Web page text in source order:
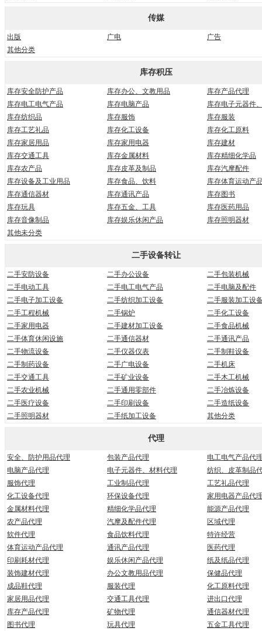
传媒
出版 广电
广告
其他分类
库存积压
库存安全防护产品 库存办公、文教用品
库存产品代理
库存电工电气产品
库存电脑产品
库存电子元器件
库存纺织品
库存服饰
库存服装
库存工艺礼品
库存化工设备
库存化工原料
库存家居用品
库存家用电器
库存建材
库存交通工具
库存金属材料
库存精细化学品
库存农产品
库存皮革及制品
库存汽摩配件
库存设备及工业用品
库存食品、饮料
库存体育运动产
库存通信器材
库存通讯产品
库存图书
库存玩具
库存五金、工具
库存医药用品
库存音像制品
库存娱乐休闲产品
库存照明器材
其他未分类
二手设备转让
二手安防设备 二手办公设备
二手包装机械
二手电动工具
二手电工电气产品
二手电脑及配件
二手电子加工设备
二手纺织加工设备
二手服装加工设
二手工程机械
二手锅炉
二手化工设备
二手家用电器
二手建材加工设备
二手食品机械
二手体育休闲设施
二手通信器材
二手通讯产品
二手物流设备
二手仪器仪表
二手制鞋设备
二手制药设备
二手广电设备
二手机床
二手交通工具
二手矿业设备
二手木工机械
二手农业机械
二手通用零部件
二手冶炼设备
二手医疗设备
二手印刷设备
二手造纸设备
二手照明器材
二手纸加工设备 其他分类
代理
安全、防护用品代理 包装产品代理
电工电气产品代
电脑产品代理
电子元器件、材料代理
纺织、皮革制品
服饰代理
工业制品代理
工艺礼品代理
化工设备代理
环保设备代理
家用电器产品代
金属材料代理
精细化学品代理
能源产品代理
农产品代理
汽摩及配件代理
区域代理
软件代理
食品饮料代理
特许经营
体育运动产品代理
通讯产品代理
医药代理
印刷耗材代理
娱乐休闲产品代理
纸及纸品代理
装饰建材代理
办公文教用品代理
保健品代理
成品鞋代理
服装代理
化工原料代理
家居用品代理
交通工具代理
进出口代理
库存产品代理
矿物代理
通信器材代理
图书代理
玩具代理
五金工具代理